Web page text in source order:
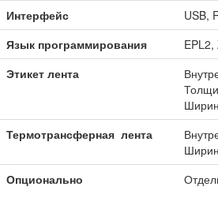
Интерфейс
USB,
Язык программирования
EPL2,
Этикет лента
Термотрансферная лента
Опционально